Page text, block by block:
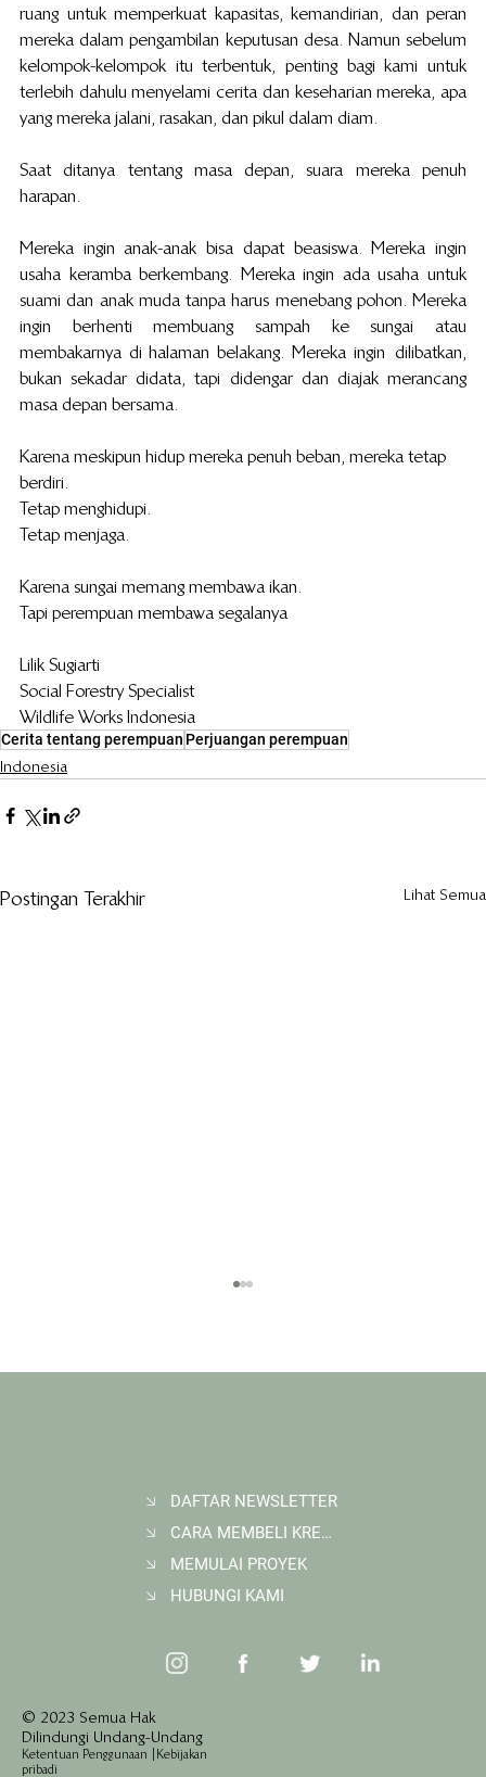
ruang untuk memperkuat kapasitas, kemandirian, dan peran
mereka dalam pengambilan keputusan desa. Namun sebelum
kelompok-kelompok itu terbentuk, penting bagi kami untuk
terlebih dahulu menyelami cerita dan keseharian mereka, apa
yang mereka jalani, rasakan, dan pikul dalam diam.
Saat ditanya tentang masa depan, suara mereka penuh
harapan.
Mereka ingin anak-anak bisa dapat beasiswa. Mereka ingin
usaha keramba berkembang. Mereka ingin ada usaha untuk
suami dan anak muda tanpa harus menebang pohon. Mereka
ingin berhenti membuang sampah ke sungai atau
membakarnya di halaman belakang. Mereka ingin  dilibatkan,
bukan sekadar didata, tapi didengar dan diajak merancang
masa depan bersama.
Karena meskipun hidup mereka penuh beban, mereka tetap
berdiri.
Tetap menghidupi.
Tetap menjaga.
Karena sungai memang membawa ikan.
Tapi perempuan membawa segalanya
Lilik Sugiarti
Social Forestry Specialist
Wildlife Works Indonesia
Cerita tentang perempuan Perjuangan perempuan
Indonesia
Postingan Terakhir Lihat Semua
Membangun Ruang Belajar Melalui Sekolah
Karbon di Gerbang Barito
© 2023 Semua Hak
Dilindungi Undang-Undang
Ketentuan Penggunaan
Kebijakan
pribadi
DAFTAR NEWSLETTER
CARA MEMBELI KREDIT KARBON
MEMULAI PROYEK
HUBUNGI KAMI